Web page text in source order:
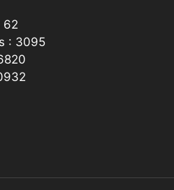
62
: 3095